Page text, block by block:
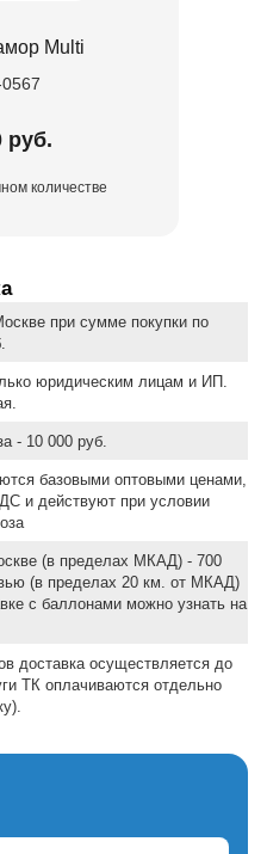
Multi
руб.
количестве
при сумме покупки по
юридическим лицам и ИП.
- 10 000 руб.
базовыми оптовыми ценами,
и действуют при условии
(в пределах МКАД) - 700
(в пределах 20 км. от МКАД)
с баллонами можно узнать на
доставка осуществляется до
ТК оплачиваются отдельно